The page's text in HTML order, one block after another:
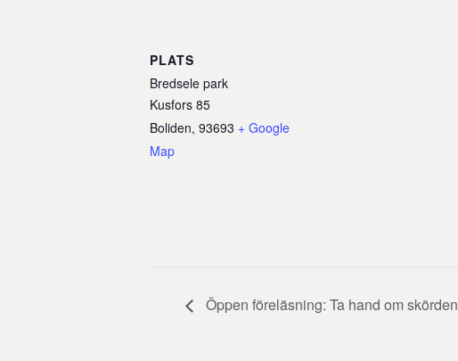
PLATS
Bredsele park
Kusfors 85
Boliden, 93693 + Google
Map
Öppen föreläsning: Ta hand om skörden